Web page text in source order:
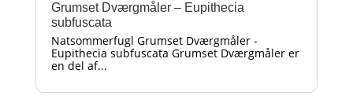
Grumset Dværgmåler – Eupithecia
subfuscata
Natsommerfugl Grumset Dværgmåler -
Eupithecia subfuscata Grumset Dværgmåler er
en del af...